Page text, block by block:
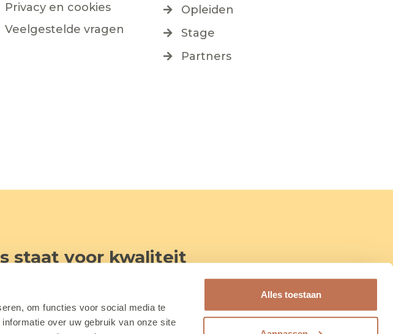
om functies voor social media te
over uw gebruik van onze site
Alles toestaan
Privacy en cookies
Veelgestelde vragen
Opleiden
Stage
Partners
staat voor kwaliteit
verkennen kinderen (0 tot 13 jaar) de wereld elke dag een
laten ze stap voor stap leren waar hun talenten